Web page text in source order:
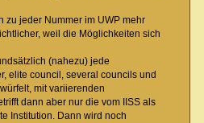
zu jeder Nummer im UWP mehr
weil die Möglichkeiten sich
(nahezu) jede
elite council, several councils und
mit variierenden
dann aber nur die vom IISS als
Institution. Dann wird noch